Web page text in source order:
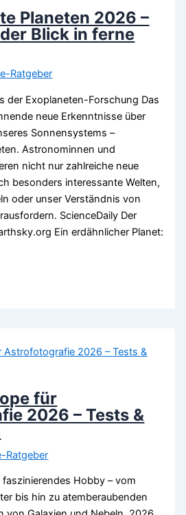
Planeten 2026 –
Blick in ferne
Ratgeber
der Exoplaneten-Forschung Das
neue Erkenntnisse über
Sonnensystems –
Astronominnen und
nicht nur zahlreiche neue
besonders interessante Welten,
oder unser Verständnis von
ScienceDaily Der
Ein erdähnlicher Planet:
für
2026 – Tests &
Ratgeber
Hobby – vom
bis hin zu atemberaubenden